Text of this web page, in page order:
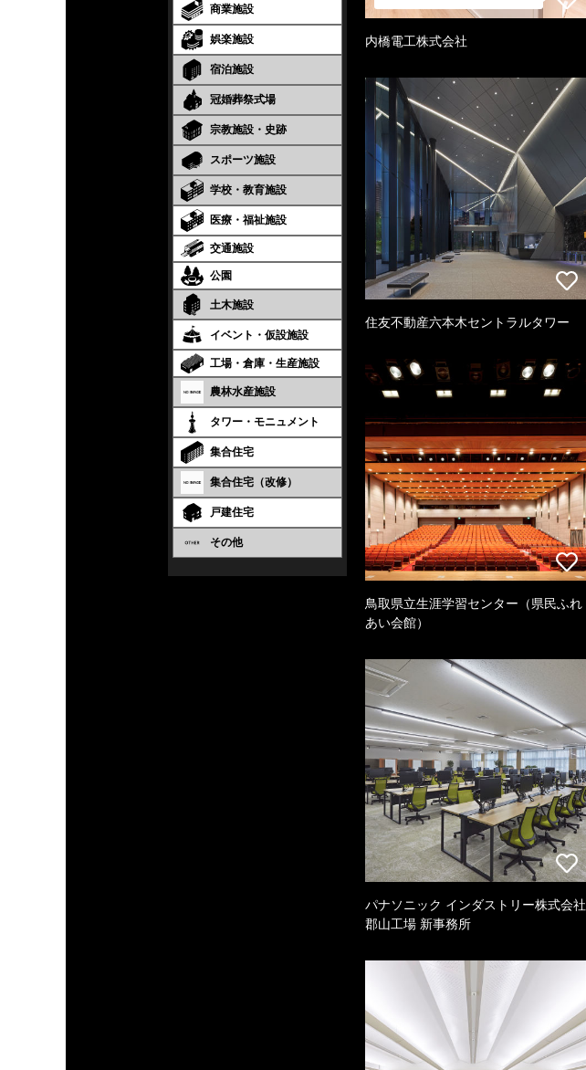
商業施設
娯楽施設
宿泊施設
冠婚葬祭式場
宗教施設・史跡
スポーツ施設
学校・教育施設
医療・福祉施設
交通施設
公園
土木施設
イベント・仮設施設
工場・倉庫・生産施設
農林水産施設
タワー・モニュメント
集合住宅
集合住宅（改修）
戸建住宅
その他
内橋電工株式会社
住友不動産六本木セントラルタワー
鳥取県立生涯学習センター（県民ふれ
あい会館）
パナソニック インダストリー株式会社
郡山工場 新事務所